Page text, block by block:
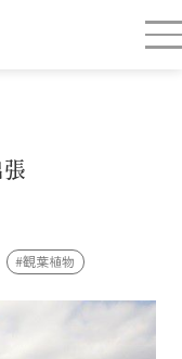
#観葉植物